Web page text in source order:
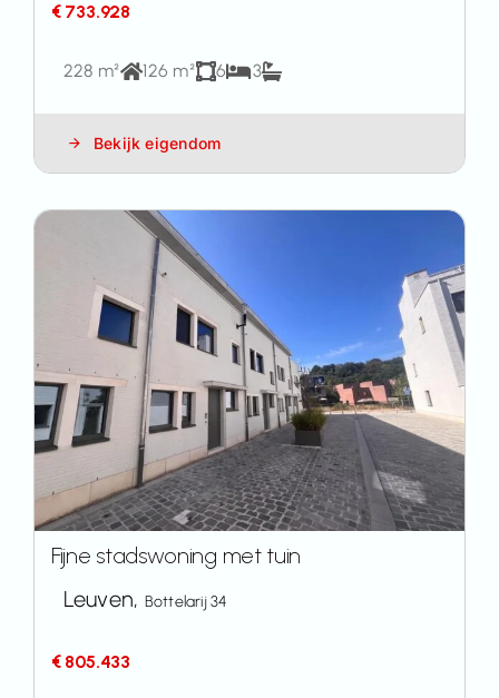
€ 733.928
228 m² 126 m² 6 3
Bekijk eigendom
Fijne stadswoning met tuin
Leuven, Bottelarij 34
€ 805.433